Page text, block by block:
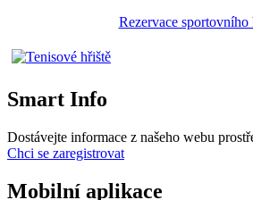
Rezervace sportovního
Smart Info
Dostávejte informace z našeho webu
Chci se zaregistrovat
Mobilní aplikace